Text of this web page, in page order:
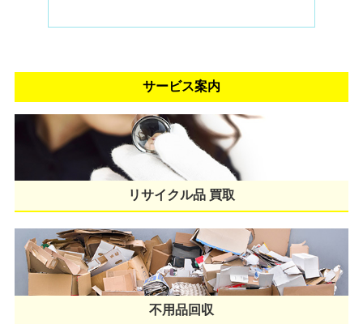
サービス案内
リサイクル品 買取
不用品回収